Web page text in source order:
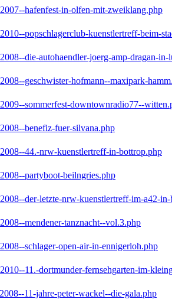
hafenfest-in-olfen-mit-zweiklang.php
popschlagerclub-kuenstlertreff-beim-
die-autohaendler-joerg-amp-dragan-in-
geschwister-hofmann--maxipark-
sommerfest-downtownradio77--
benefiz-fuer-silvana.php
44.-nrw-kuenstlertreff-in-bottrop.php
partyboot-beilngries.php
der-letzte-nrw-kuenstlertreff-im-a42-
mendener-tanznacht--vol.3.php
schlager-open-air-in-ennigerloh.php
11.-dortmunder-fernsehgarten-im-
11-jahre-peter-wackel--die-gala.php